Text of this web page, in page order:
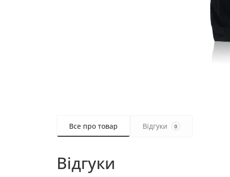
Все про товар Відгуки 0
Відгуки